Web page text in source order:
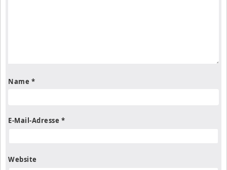
Name *
E-Mail-Adresse *
Website